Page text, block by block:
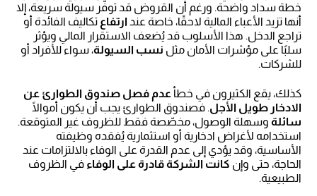
خطة سداد واضحة. ورغم أن القروض قد توفّر سيولة سريعة، إلا
أنها تزيد الأعباء المالية لاحقًا، خاصة عند ارتفاع تكاليف الفائدة أو
تراجع الدخل. هذا الأسلوب قد يُضعف الاستقرار المالي ويؤثر
سلبًا على مؤشرات الأمان مثل نسب السيولة، سواء للأفراد أو
للشركات.
كذلك، يقع الكثيرون في خطأ عدم فصل صندوق الطوارئ عن
الادخار طويل الأجل. فصندوق الطوارئ يجب أن يكون أموالًا
سائلة وسهلة الوصول، مخصّصة فقط للظروف غير المتوقعة.
استخدامه لأغراض ادخارية أو استثمارية يُفقده وظيفته
الأساسية، وقد يؤدي إلى عدم القدرة على الوفاء بالالتزامات عند
الحاجة، حتى وإن كانت الشركة قادرة على الوفاء في الظروف
الطبيعية.